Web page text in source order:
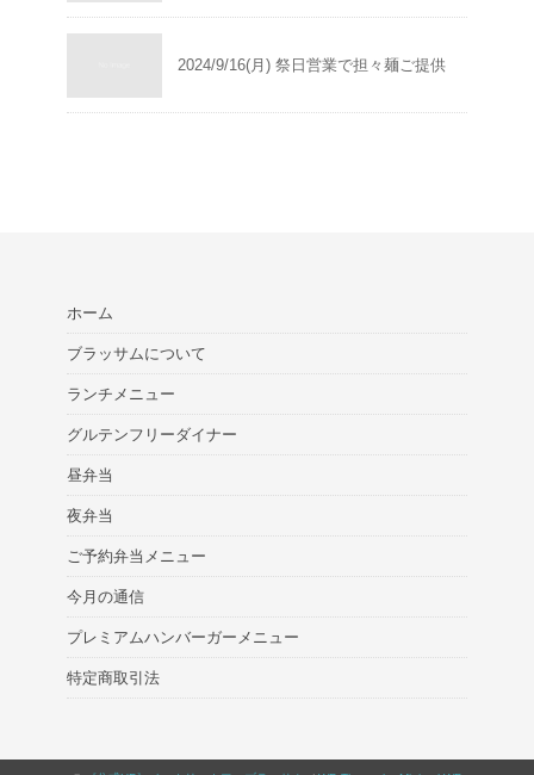
2024/9/16(月) 祭日営業で担々麺ご提供
ホーム
ブラッサムについて
ランチメニュー
グルテンフリーダイナー
昼弁当
夜弁当
ご予約弁当メニュー
今月の通信
プレミアムハンバーガーメニュー
特定商取引法